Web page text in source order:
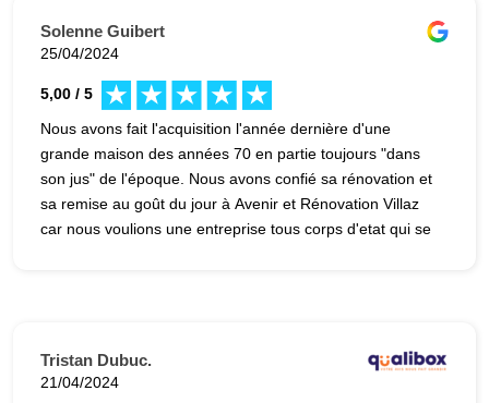
Solenne Guibert
25/04/2024
5,00 / 5
Nous avons fait l'acquisition l'année dernière d'une
grande maison des années 70 en partie toujours "dans
son jus" de l'époque. Nous avons confié sa rénovation et
sa remise au goût du jour à Avenir et Rénovation Villaz
car nous voulions une entreprise tous corps d'etat qui se
plaquistes, menuisiers et chauffagistes ont fait un travail
soigné et sérieux. Nous remercions Matthieu Gey et nous
Tristan Dubuc.
21/04/2024